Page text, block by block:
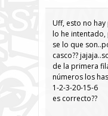
Uff, esto no
lo he
se lo que
casco??
de la primera
números los
1-2-3-20-15-6
es correcto??